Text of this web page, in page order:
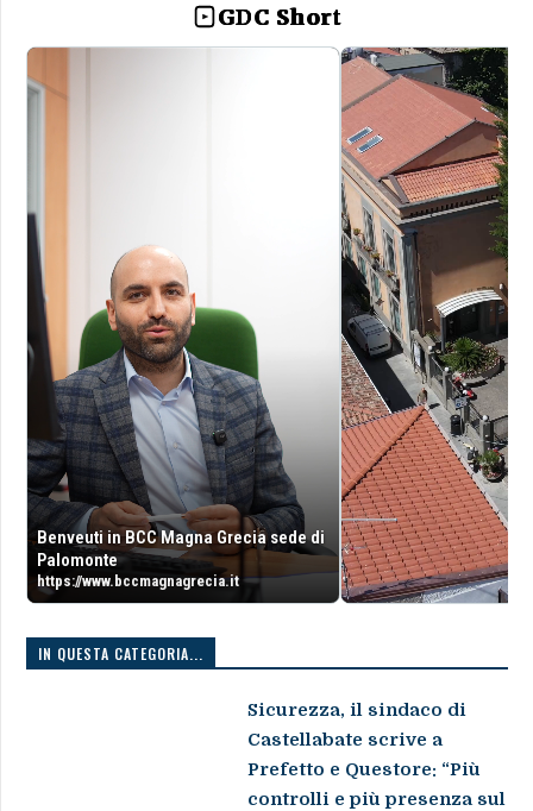
GDC Short
Benveuti in BCC Magna Grecia sede di
Palomonte
https://www.bccmagnagrecia.it
IN QUESTA CATEGORIA...
Sicurezza, il sindaco di
Castellabate scrive a
Prefetto e Questore: “Più
controlli e più presenza sul